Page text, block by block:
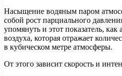
Насыщение водяным паром
собой рост парциального
упомянуть и этот показатель,
воздуха, которая отражает
в кубическом метре атмосферы.
От этого зависит скорость и